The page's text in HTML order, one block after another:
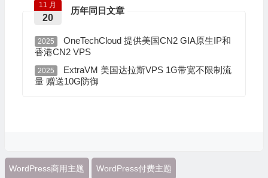
历年同日文章
11 月
20
2025
OneTechCloud 提供美国CN2 GIA原生IP和
香港CN2 VPS
2025
ExtraVM 美国达拉斯VPS 1G带宽不限制流
量 赠送10G防御
WordPress商用主题 WordPress付费主题